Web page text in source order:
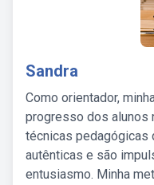
Sandra
Como orientador,
progresso dos alunos
técnicas pedagógicas
autênticas e são
entusiasmo. Minha